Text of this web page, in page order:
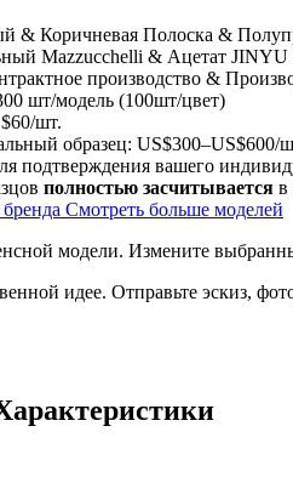
& Коричневая Полоска &
Mazzucchelli & Ацетат JINYU
производство &
шт/модель (100шт/цвет)
шт.
образец: US$300–US$600/
подтверждения вашего
полностью засчитывается в
Смотреть больше моделей
модели. Измените
идее. Отправьте эскиз,